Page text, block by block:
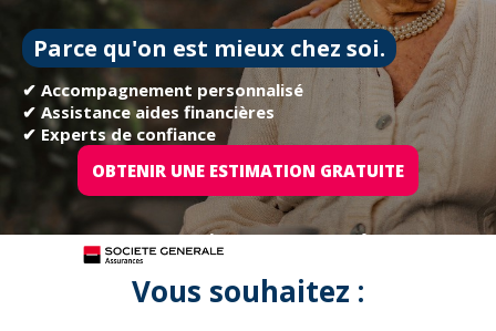
Parce qu'on est mieux chez soi.
✔ Accompagnement personnalisé
✔ Assistance aides financières
✔ Experts de confiance
OBTENIR UNE ESTIMATION GRATUITE
Tous nos projets sont assurés par
Vous souhaitez :